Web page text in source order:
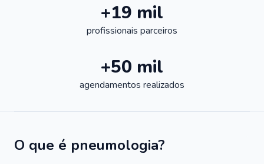
+19 mil
profissionais parceiros
+50 mil
agendamentos realizados
O que é pneumologia?